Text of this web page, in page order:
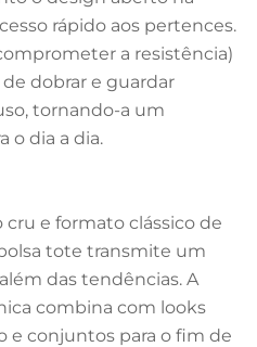
rápido aos pertences.
a resistência)
dobrar e guardar
tornando-a um
o dia a dia.
e formato clássico de
tote transmite um
das tendências. A
combina com looks
e conjuntos para o fim de